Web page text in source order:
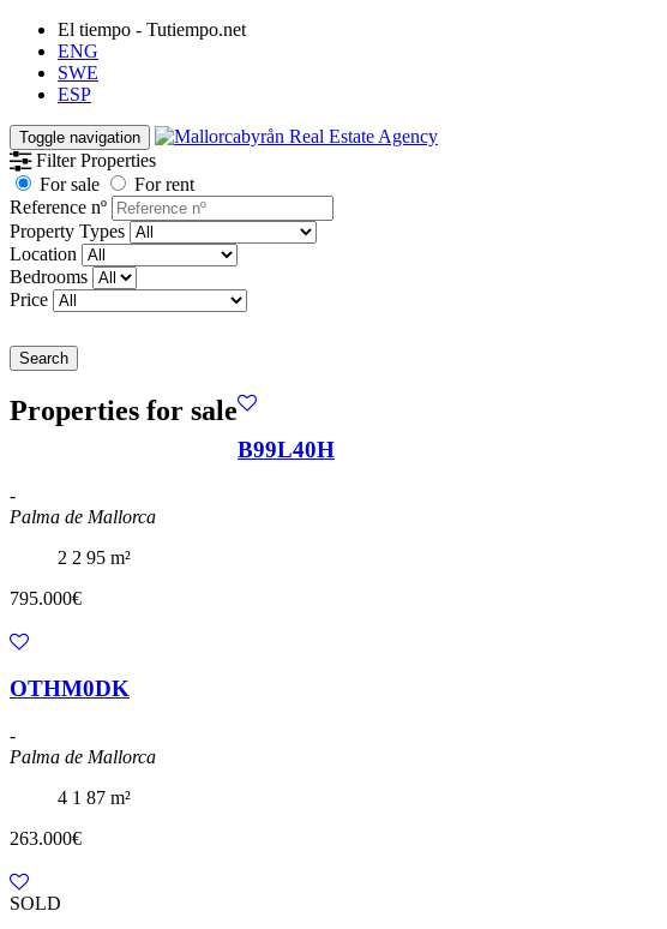
El tiempo - Tutiempo.net
ENG
SWE
ESP
Toggle navigation
Filter Properties
For sale
For rent
Reference nº
Property Types
Location
Bedrooms
Price
Search
Properties for sale
B99L40H
-
Palma de Mallorca
2 2 95 m²
795.000€
OTHM0DK
-
Palma de Mallorca
4 1 87 m²
263.000€
SOLD